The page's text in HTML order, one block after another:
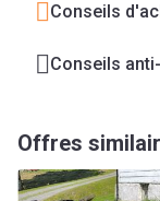
Conseils
Conseils
Offres